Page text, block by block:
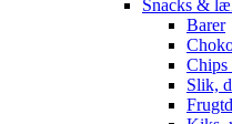
Snacks &
Barer
Chips
Slik,